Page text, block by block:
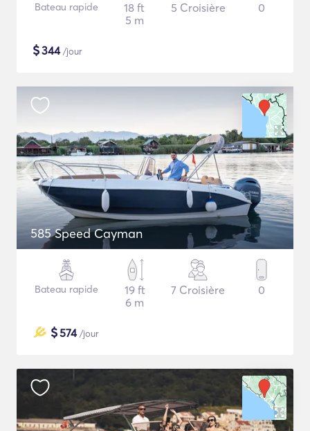
Bateau rapide
18 ft
5 m
5 Croisière 0
$344/jour
585 Speed Cayman
Bateau rapide
19 ft
6 m
7 Croisière 0
$574/jour